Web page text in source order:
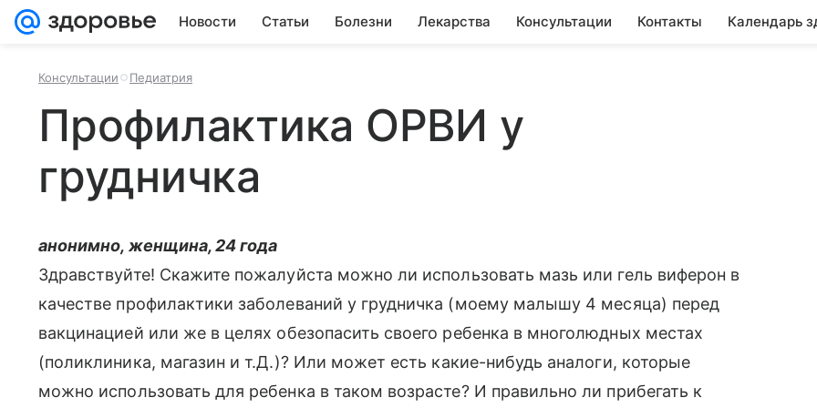
Новости Статьи Болезни Лекарства Консультации Контакты Календарь
Консультации Педиатрия
Профилактика ОРВИ у
грудничка
анонимно, женщина, 24 года
Здравствуйте! Скажите пожалуйста можно ли использовать мазь или гель виферон в
качестве профилактики заболеваний у грудничка (моему малышу 4 месяца) перед
вакцинацией или же в целях обезопасить своего ребенка в многолюдных местах
(поликлиника, магазин и т.Д.)? Или может есть какие-нибудь аналоги, которые
можно использовать для ребенка в таком возрасте? И правильно ли прибегать к